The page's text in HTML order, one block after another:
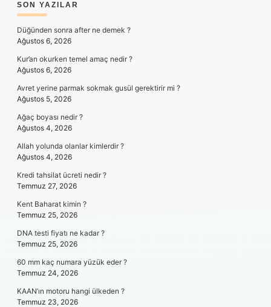
SIDEBAR
SON YAZILAR
Düğünden sonra after ne demek ?
Ağustos 6, 2026
Kur’an okurken temel amaç nedir ?
Ağustos 6, 2026
Avret yerine parmak sokmak gusül gerektirir mi ?
Ağustos 5, 2026
Ağaç boyası nedir ?
Ağustos 4, 2026
Allah yolunda olanlar kimlerdir ?
Ağustos 4, 2026
Kredi tahsilat ücreti nedir ?
Temmuz 27, 2026
Kent Baharat kimin ?
Temmuz 25, 2026
DNA testi fiyatı ne kadar ?
Temmuz 25, 2026
60 mm kaç numara yüzük eder ?
Temmuz 24, 2026
KAAN’ın motoru hangi ülkeden ?
Temmuz 23, 2026